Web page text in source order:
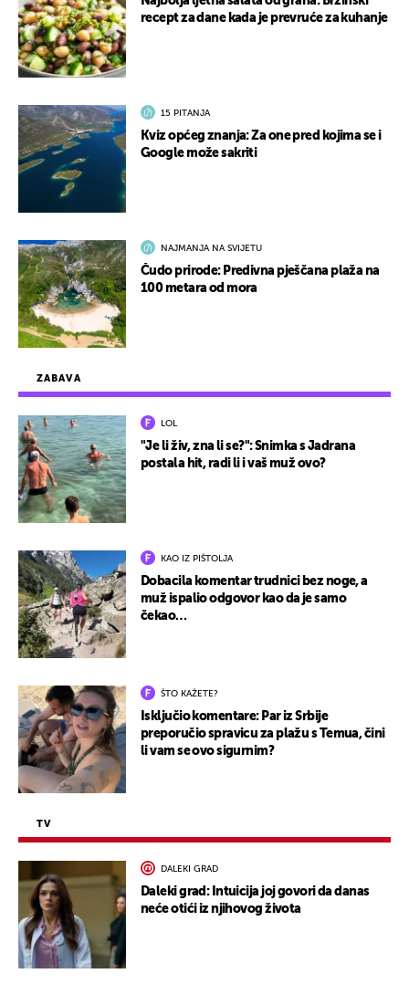
ZABAVA
LOL
"Je li živ, zna li se?": Snimka s Jadrana
postala hit, radi li i vaš muž ovo?
KAO IZ PIŠTOLJA
Dobacila komentar trudnici bez noge, a
muž ispalio odgovor kao da je samo
čekao…
ŠTO KAŽETE?
Isključio komentare: Par iz Srbije
preporučio spravicu za plažu s Temua, čini
li vam se ovo sigurnim?
TV
DALEKI GRAD
Daleki grad: Intuicija joj govori da danas
neće otići iz njihovog života
recept za dane kada je prevruće za kuhanje
15 PITANJA
Kviz općeg znanja: Za one pred kojima se i
Google može sakriti
NAJMANJA NA SVIJETU
Čudo prirode: Predivna pješčana plaža na
100 metara od mora